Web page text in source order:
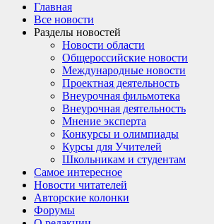
Главная
Все новости
Разделы новостей
Новости области
Общероссийские новости
Международные новости
Проектная деятельность
Внеурочная фильмотека
Внеурочная деятельность
Мнение эксперта
Конкурсы и олимпиады
Курсы для Учителей
Школьникам и студентам
Самое интересное
Новости читателей
Авторские колонки
Форумы